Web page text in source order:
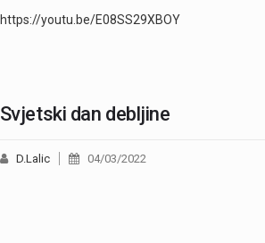
https://youtu.be/E08SS29XBOY
Svjetski dan debljine
D.Lalic 04/03/2022